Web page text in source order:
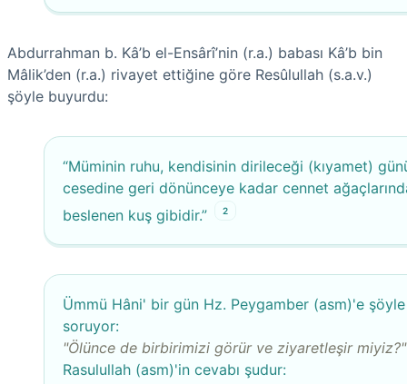
Abdurrahman b. Kâ’b el-Ensârî’nin (r.a.) babası Kâ’b bin
Mâlik’den (r.a.) rivayet ettiğine göre Resûlullah (s.a.v.)
şöyle buyurdu:
“Müminin ruhu, kendisinin dirileceği (kıyamet)
cesedine geri dönünceye kadar cennet
beslenen kuş gibidir.”
2
Ümmü Hâni' bir gün Hz. Peygamber (asm)'e şöyle
soruyor:
"Ölünce de birbirimizi görür ve ziyaretleşir miyiz?"
Rasulullah (asm)'in cevabı şudur: